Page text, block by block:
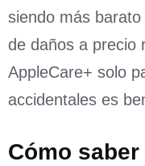
siendo más
de daños a precio
AppleCare+ solo
accidentales es
Cómo